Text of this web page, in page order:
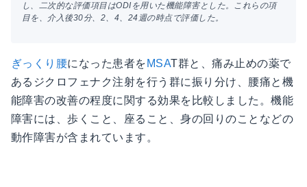
し、二次的な評価項目はODIを用いた機能障害とした。これらの項
目を、介入後30分、2、4、24週の時点で評価した。
ぎっくり腰になった患者を MSAT群と、痛み止めの薬で
あるジクロフェナク注射を行う群に振り分け、腰痛と機
能障害の改善の程度に関する効果を比較しました。機能
障害には、歩くこと、座ること、身の回りのことなどの
動作障害が含まれています。